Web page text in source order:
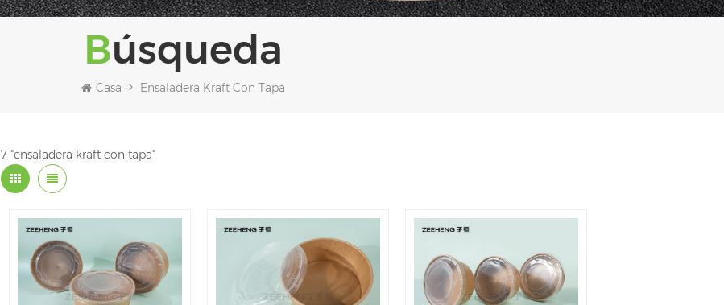
Búsqueda
Casa Ensaladera Kraft Con Tapa
7 "ensaladera kraft con tapa"